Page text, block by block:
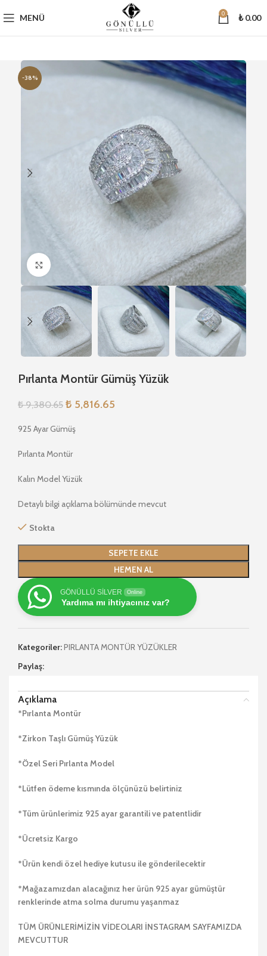
MENÜ 0 ₺0.00
-38%
Büyütmek için tıklayın
Pırlanta Montür Gümüş Yüzük
₺9,380.65 ₺ 5,816.65
925 Ayar Gümüş
Pırlanta Montür
Kalın Model Yüzük
Detaylı bilgi açıklama bölümünde mevcut
Stokta
SEPETE EKLE
HEMEN AL
GÖNÜLLÜ SİLVER Online
Yardıma mı ihtiyacınız var?
Kategoriler:PIRLANTA MONTÜR YÜZÜKLER
Paylaş:
Açıklama
*Pırlanta Montür
*Zirkon Taşlı Gümüş Yüzük
*Özel Seri Pırlanta Model
*Lütfen ödeme kısmında ölçünüzü belirtiniz
*Tüm ürünlerimiz 925 ayar garantili ve patentlidir
*Ücretsiz Kargo
*Ürün kendi özel hediye kutusu ile gönderilecektir
*Mağazamızdan alacağınız her ürün 925 ayar gümüştür
renklerinde atma solma durumu yaşanmaz
TÜM ÜRÜNLERİMİZİN VİDEOLARI İNSTAGRAM SAYFAMIZDA
MEVCUTTUR